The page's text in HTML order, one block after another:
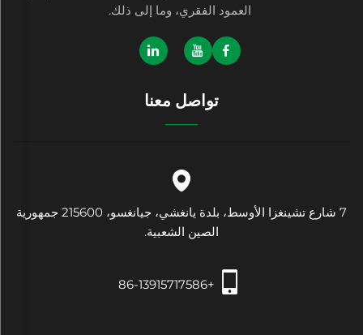
العمود الفقري، وما إلى ذلك.
تواصل معنا
7 شارع تشينغزا الأوسط، بلدة يانغشي، جيانغسو، 215600 جمهورية
الصين الشعبية.
+86-13915717586